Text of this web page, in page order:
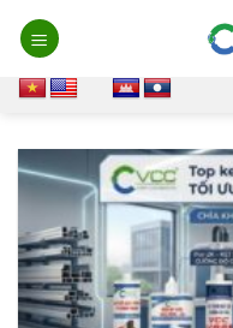
Chuyển
đến
nội
dung